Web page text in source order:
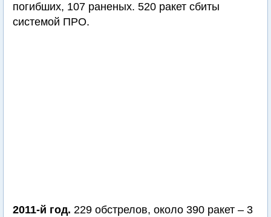
погибших, 107 раненых. 520 ракет сбиты
системой ПРО.
2011-й год. 229 обстрелов, около 390 ракет – 3